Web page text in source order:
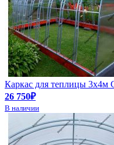
Каркас для теплицы
26 750₽
В наличии